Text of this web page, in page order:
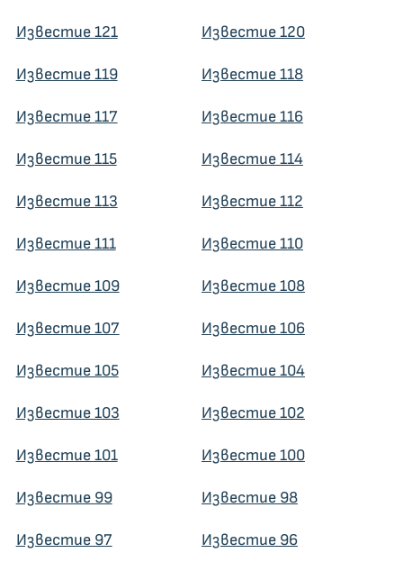
Известие 121 Известие 120
Известие 119 Известие 118
Известие 117 Известие 116
Известие 115 Известие 114
Известие 113 Известие 112
Известие 111 Известие 110
Известие 109 Известие 108
Известие 107 Известие 106
Известие 105 Известие 104
Известие 103 Известие 102
Известие 101 Известие 100
Известие 99 Известие 98
Известие 97 Известие 96